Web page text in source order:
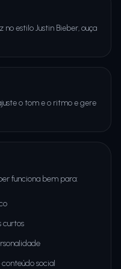
no estilo Justin Bieber, ouça
o tom e o ritmo e gere
funciona bem para:
curtos
conteúdo social